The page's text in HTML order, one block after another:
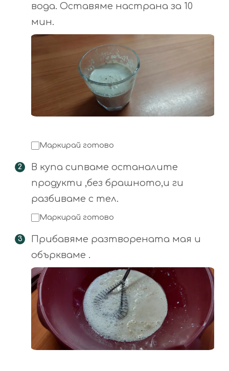
вода. Оставяме настрана за 10
мин.
Маркирай готово
В купа сипваме останалите
продукти ,без брашното,и ги
разбиваме с тел.
Маркирай готово
Прибавяме разтворената мая и
объркваме .